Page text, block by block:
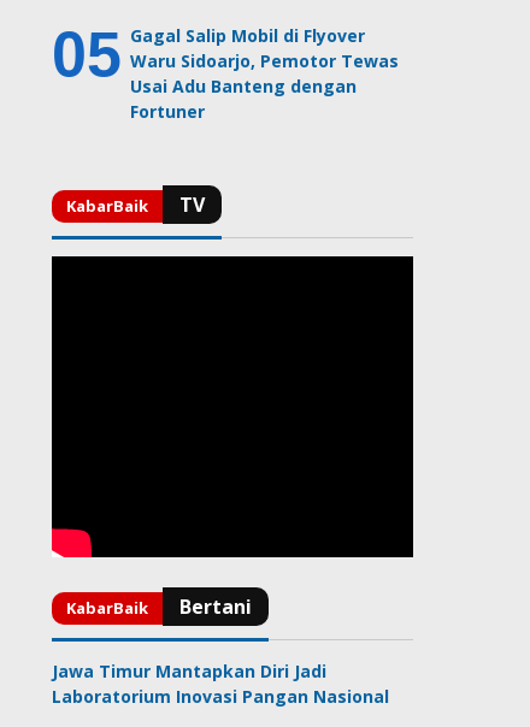
Gagal Salip Mobil di Flyover
Waru Sidoarjo, Pemotor Tewas
Usai Adu Banteng dengan
Fortuner
Jawa Timur Mantapkan Diri Jadi
Laboratorium Inovasi Pangan Nasional